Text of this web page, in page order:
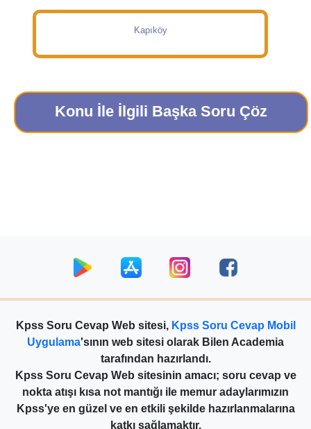
Kapıköy
Konu İle İlgili Başka Soru Çöz
Kpss Soru Cevap Web sitesi, Kpss Soru Cevap Mobil
Uygulama'sının web sitesi olarak Bilen Academia
tarafından hazırlandı.
Kpss Soru Cevap Web sitesinin amacı; soru cevap ve
nokta atışı kısa not mantığı ile memur adaylarımızın
Kpss'ye en güzel ve en etkili şekilde hazırlanmalarına
katkı sağlamaktır.